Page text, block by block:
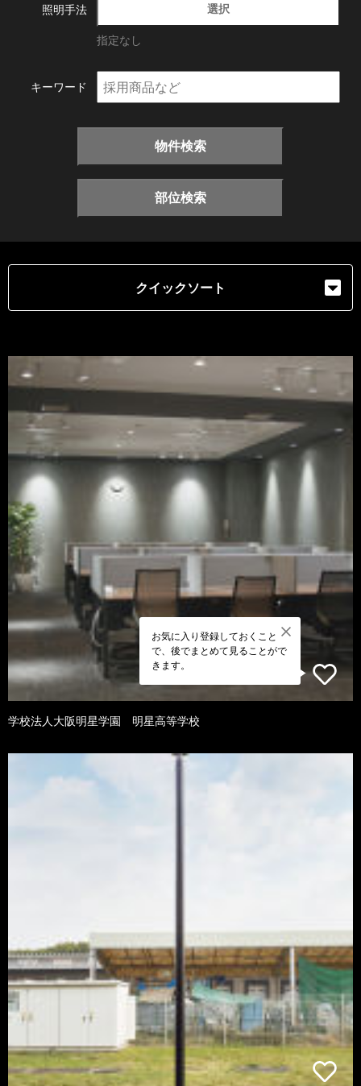
照明手法 選択
指定なし
キーワード
物件検索
部位検索
クイックソート
お気に入り登録しておくこと
で、後でまとめて見ることがで
きます。
学校法人大阪明星学園 明星高等学校